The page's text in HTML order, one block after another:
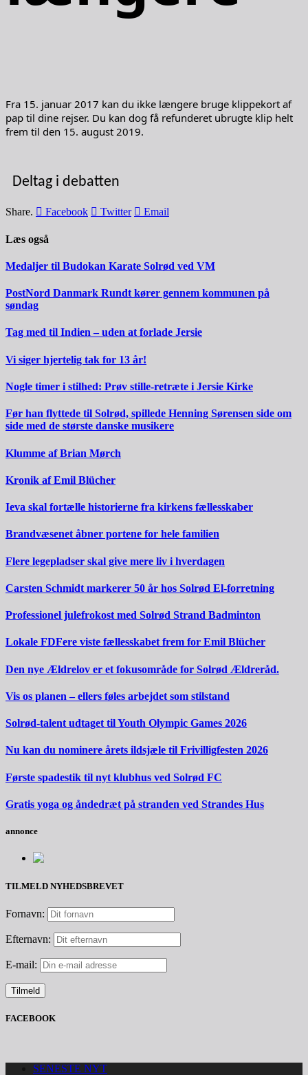
Fra 15. januar 2017 kan du ikke længere bruge klippekort af
pap til dine rejser. Du kan dog få refunderet ubrugte klip helt
frem til den 15. august 2019.
Deltag i debatten
Share. Facebook Twitter Email
Læs også
Medaljer til Budokan Karate Solrød ved VM
PostNord Danmark Rundt kører gennem kommunen på
søndag
Tag med til Indien – uden at forlade Jersie
Vi siger hjertelig tak for 13 år!
Nogle timer i stilhed: Prøv stille-retræte i Jersie Kirke
Før han flyttede til Solrød, spillede Henning Sørensen side om
side med de største danske musikere
Klumme af Brian Mørch
Kronik af Emil Blücher
Ieva skal fortælle historierne fra kirkens fællesskaber
Brandvæsenet åbner portene for hele familien
Flere legepladser skal give mere liv i hverdagen
Carsten Schmidt markerer 50 år hos Solrød El-forretning
Professionel julefrokost med Solrød Strand Badminton
Lokale FDFere viste fællesskabet frem for Emil Blücher
Den nye Ældrelov er et fokusområde for Solrød Ældreråd.
Vis os planen – ellers føles arbejdet som stilstand
Solrød-talent udtaget til Youth Olympic Games 2026
Nu kan du nominere årets ildsjæle til Frivilligfesten 2026
Første spadestik til nyt klubhus ved Solrød FC
Gratis yoga og åndedræt på stranden ved Strandes Hus
annonce
TILMELD NYHEDSBREVET
Fornavn:
Efternavn:
E-mail:
FACEBOOK
SENESTE NYT